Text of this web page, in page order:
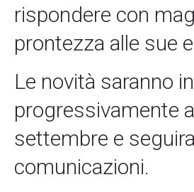
rispondere con
prontezza alle sue
Le novità saranno
progressivamente
settembre e
comunicazioni.